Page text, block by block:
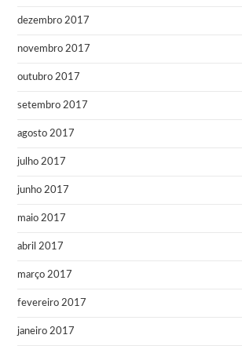
dezembro 2017
novembro 2017
outubro 2017
setembro 2017
agosto 2017
julho 2017
junho 2017
maio 2017
abril 2017
março 2017
fevereiro 2017
janeiro 2017